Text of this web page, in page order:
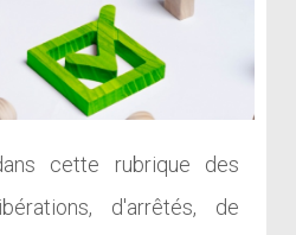
cette rubrique des
d'arrêtés, de